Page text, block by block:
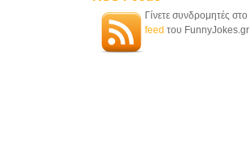
Γίνετε συνδρομητές στο
feed του FunnyJokes.gr